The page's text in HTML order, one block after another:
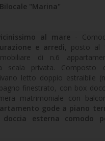
"Marina"
al mare -
e arredi, posto al
di n.6
scala privata. Composto
letto doppio estraibile
finestrato, con box
matrimoniale con
gode a piano
esterna comodo